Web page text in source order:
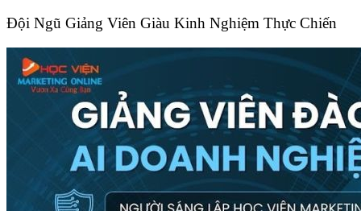
Đội Ngũ Giảng Viên Giàu Kinh Nghiệm Thực Chiến